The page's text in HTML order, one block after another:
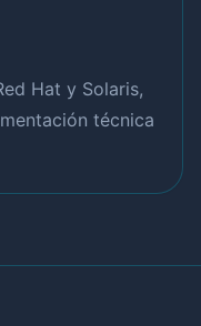
Hat y Solaris,
técnica